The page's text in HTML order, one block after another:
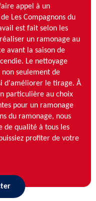
appel à un
Les Compagnons du
est fait selon les
un ramonage au
avant la saison de
Le nettoyage
seulement de
d'améliorer le tirage. À
particulière au choix
pour un ramonage
du ramonage, nous
de qualité à tous les
profiter de votre